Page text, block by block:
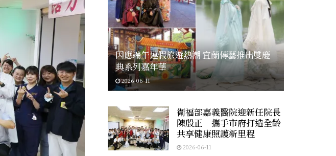
因應端午連假旅遊熱潮 宜蘭傳藝推出雙慶
典系列嘉年華
2026-06-11
衛福部嘉義醫院迎新任院長
陳殷正 攜手市府打造全齡
共享健康照護新里程
2026-06-11